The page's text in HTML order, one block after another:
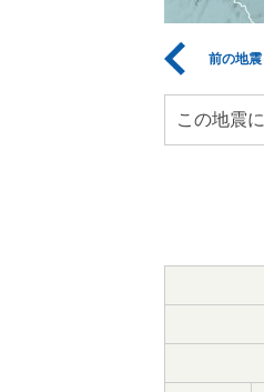
前の地震
この地震